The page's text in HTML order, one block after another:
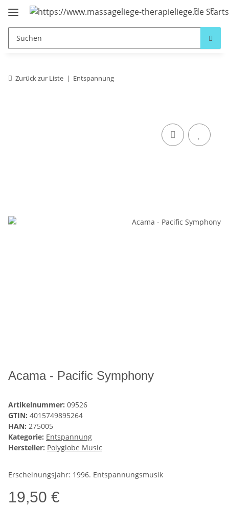
Zurück zur Liste Entspannung
Acama - Pacific Symphony
Artikelnummer: 09526
GTIN: 4015749895264
HAN: 275005
Kategorie: Entspannung
Hersteller: Polyglobe Music
Erscheinungsjahr: 1996. Entspannungsmusik
19,50 €